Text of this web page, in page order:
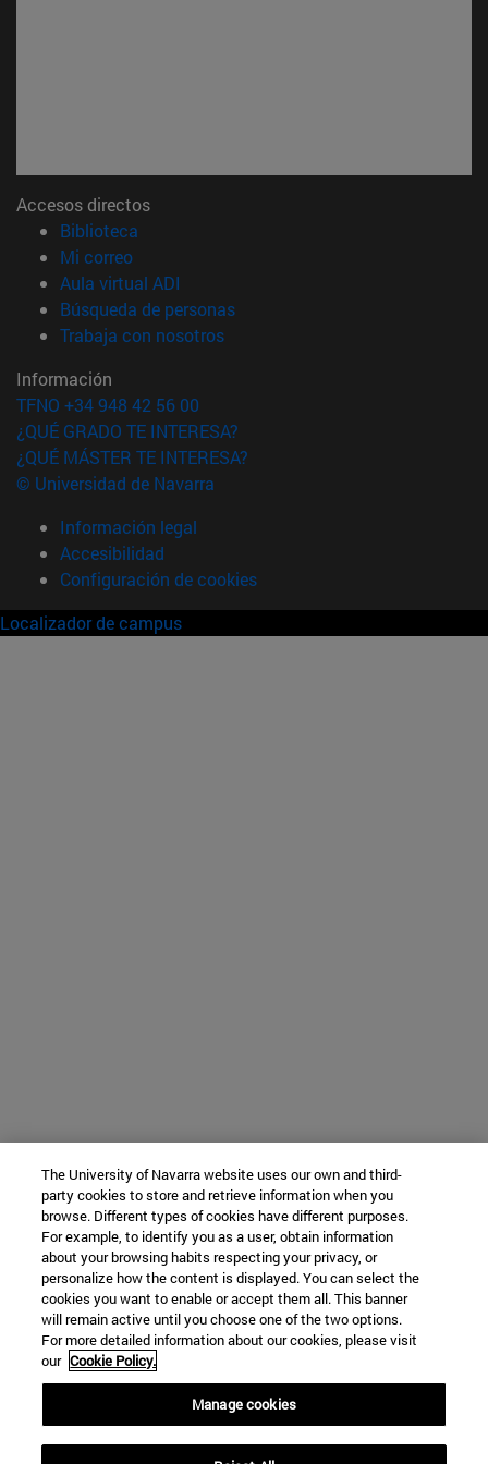
Accesos directos
Biblioteca
Mi correo(abre en nueva ventana)
Aula virtual ADI
Búsqueda de personas(abre en nueva ventana)
Trabaja con nosotros(abre en nueva ventana)
Información
TFNO +34 948 42 56 00
¿QUÉ GRADO TE INTERESA?
¿QUÉ MÁSTER TE INTERESA?
© Universidad de Navarra
Información legal
Accesibilidad
Configuración de cookies
Localizador de campus
The University of Navarra website uses our own and third-
party cookies to store and retrieve information when you
browse. Different types of cookies have different purposes.
For example, to identify you as a user, obtain information
about your browsing habits respecting your privacy, or
personalize how the content is displayed. You can select the
cookies you want to enable or accept them all. This banner
will remain active until you choose one of the two options.
For more detailed information about our cookies, please visit
our Cookie Policy.
Manage cookies